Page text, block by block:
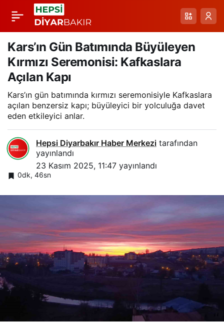
Kars’ın Gün Batımında Büyüleyen
Kırmızı Seremonisi: Kafkaslara
Açılan Kapı
Kars’ın gün batımında kırmızı seremonisiyle Kafkaslara
açılan benzersiz kapı; büyüleyici bir yolculuğa davet
eden etkileyici anlar.
Hepsi Diyarbakır Haber Merkezi tarafından
yayınlandı
23 Kasım 2025, 11:47 yayınlandı
0dk, 46sn
Elazığ’da Sis Etkisini
Yüzeyde: Harput’ta
Görüş Mesafesi
Düşüşü ve Akşam
Görüntüleri
Paylaş